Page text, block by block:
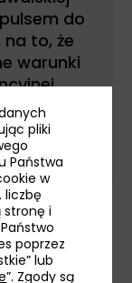
do
to, że
warunki
2029 roku.
pliki
Państwa
w
liczbę
stronę i
poprzez
lub
”. Zgody są